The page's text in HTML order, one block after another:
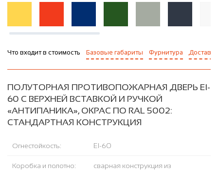
Что входит в стоимость Базовые габариты Фурнитура Доставка
ПОЛУТОРНАЯ ПРОТИВОПОЖАРНАЯ ДВЕРЬ EI-
60 С ВЕРХНЕЙ ВСТАВКОЙ И РУЧКОЙ
«АНТИПАНИКА», ОКРАС ПО RAL 5002:
СТАНДАРТНАЯ КОНСТРУКЦИЯ
Огнестойкость: EI-60
Коробка и полотно:
сварная конструкция из